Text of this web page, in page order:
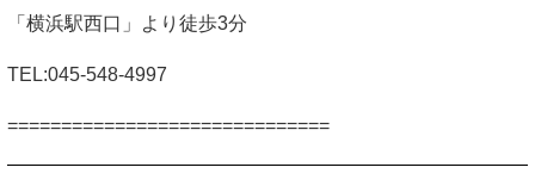
「横浜駅西口」より徒歩3分
TEL:045-548-4997
==============================